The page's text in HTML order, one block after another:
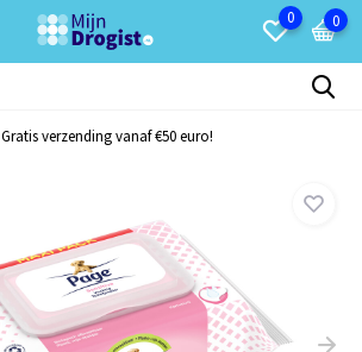
0 0
Gratis verzending vanaf €50 euro!